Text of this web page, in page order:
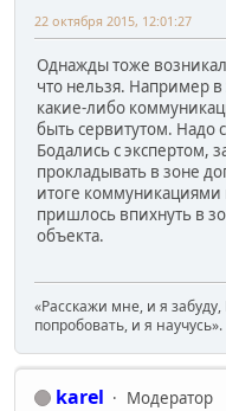
22 октября 2015, 12:01:27
Однажды тоже
что нельзя. Например в
какие-либо
быть сервитутом. Надо
Бодались с экспертом,
прокладывать в зоне
итоге
пришлось впихнуть в
объекта.
«Расскажи мне, и я
попробовать, и я научусь».
karel
Модератор